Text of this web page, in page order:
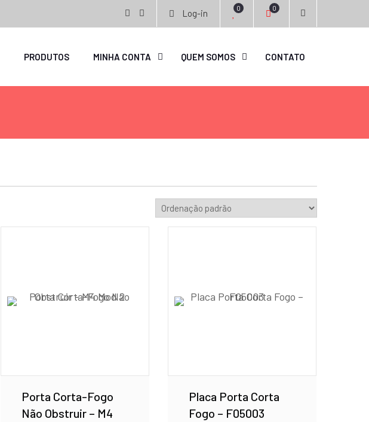
Log-in 0 0
PRODUTOS MINHA CONTA QUEM SOMOS CONTATO
Porta Corta-Fogo
Não Obstruir – M4
Placa Porta Corta
Fogo – F05003